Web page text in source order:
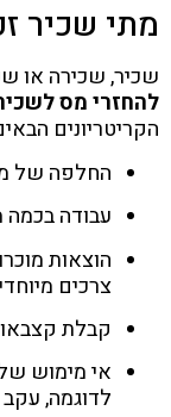
מתי שכיר
שכיר, שכירה או
להחזרי מס
הקריטריונים
החלפה של
עבודה
הוצאות
צרכים
קבלת
אי מימוש
לדוגמה,